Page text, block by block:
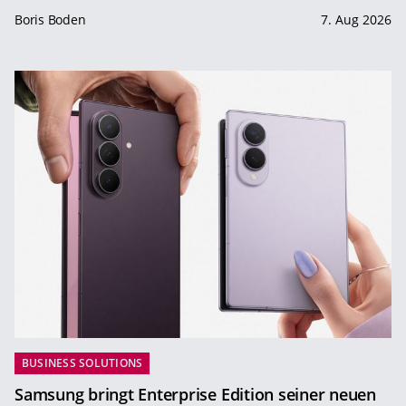
Boris Boden 7. Aug 2026
BUSINESS SOLUTIONS
Samsung bringt Enterprise Edition seiner neuen